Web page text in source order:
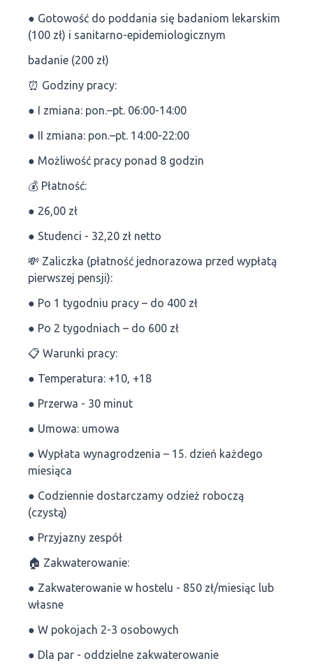
● Gotowość do poddania się badaniom lekarskim
(100 zł) i sanitarno-epidemiologicznym
badanie (200 zł)
⏰ Godziny pracy:
● I zmiana: pon.–pt. 06:00-14:00
● II zmiana: pon.–pt. 14:00-22:00
● Możliwość pracy ponad 8 godzin
💰 Płatność:
● 26,00 zł
● Studenci - 32,20 zł netto
💸 Zaliczka (płatność jednorazowa przed wypłatą
pierwszej pensji):
● Po 1 tygodniu pracy – do 400 zł
● Po 2 tygodniach – do 600 zł
📋 Warunki pracy:
● Temperatura: +10, +18
● Przerwa - 30 minut
● Umowa: umowa
● Wypłata wynagrodzenia – 15. dzień każdego
miesiąca
● Codziennie dostarczamy odzież roboczą
(czystą)
● Przyjazny zespół
🏠 Zakwaterowanie:
● Zakwaterowanie w hostelu - 850 zł/miesiąc lub
własne
● W pokojach 2-3 osobowych
● Dla par - oddzielne zakwaterowanie